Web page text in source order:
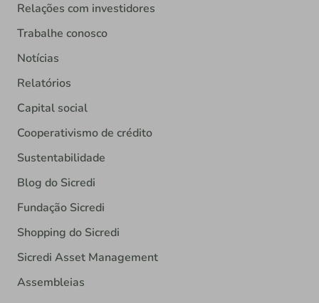
Relações com investidores
Trabalhe conosco
Notícias
Relatórios
Capital social
Cooperativismo de crédito
Sustentabilidade
Blog do Sicredi
Fundação Sicredi
Shopping do Sicredi
Sicredi Asset Management
Assembleias